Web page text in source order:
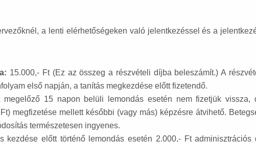
a lenti elérhetőségeken való jelentkezéssel és a
15.000,- Ft (Ez az összeg a részvételi díjba beleszámít.) A
első napján, a tanítás megkezdése előtt fizetendő.
15 napon belüli lemondás esetén nem fizetjük vissza,
megfizetése mellett későbbi (vagy más) képzésre átvihető.
természetesen ingyenes.
kezdése előtt történő lemondás esetén 2.000,- Ft adminisztrációs